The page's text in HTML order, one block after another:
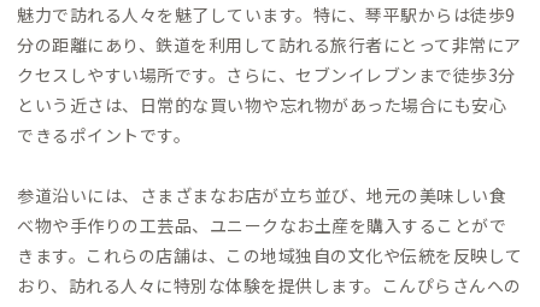
魅力で訪れる人々を魅了しています。特に、琴平駅からは徒歩9
分の距離にあり、鉄道を利用して訪れる旅行者にとって非常にア
クセスしやすい場所です。さらに、セブンイレブンまで徒歩3分
という近さは、日常的な買い物や忘れ物があった場合にも安心
できるポイントです。
参道沿いには、さまざまなお店が立ち並び、地元の美味しい食
べ物や手作りの工芸品、ユニークなお土産を購入することがで
きます。これらの店舗は、この地域独自の文化や伝統を反映して
おり、訪れる人々に特別な体験を提供します。こんぴらさんへの